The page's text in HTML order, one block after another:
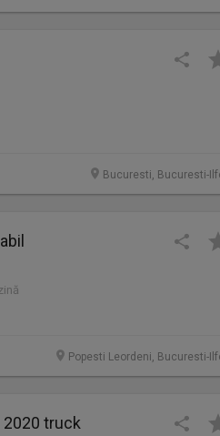
Bucuresti, Bucuresti-
Popesti Leordeni, Bucuresti-
2020 truck